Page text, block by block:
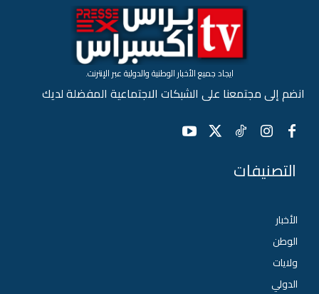
التصنيفات
الأخبار
الوطن
ولايات
الدولي
ايجاد جميع الأخبار الوطنية والدولية عبر الإنترنت.
انضم إلى مجتمعنا على الشبكات الاجتماعية المفضلة لديك